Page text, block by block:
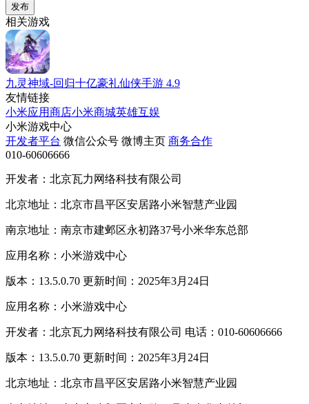
发布
相关游戏
九灵神域-回归十亿豪礼仙侠手游 4.9
友情链接
小米应用商店小米商城英雄互娱
小米游戏中心
开发者平台 微信公众号 微博主页 商务合作
010-60606666
开发者：北京瓦力网络科技有限公司
北京地址：北京市昌平区安居路小米智慧产业园
南京地址：南京市建邺区永初路37号小米华东总部
应用名称：小米游戏中心
版本：13.5.0.70 更新时间：2025年3月24日
应用名称：小米游戏中心
开发者：北京瓦力网络科技有限公司 电话：010-60606666
版本：13.5.0.70 更新时间：2025年3月24日
北京地址：北京市昌平区安居路小米智慧产业园